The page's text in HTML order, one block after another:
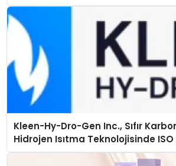
Kleen-Hy-Dro-Gen Inc., Sıfır
Hidrojen Isıtma Teknolojisinde ISO
Düzenleyici Onaylarını Aldı